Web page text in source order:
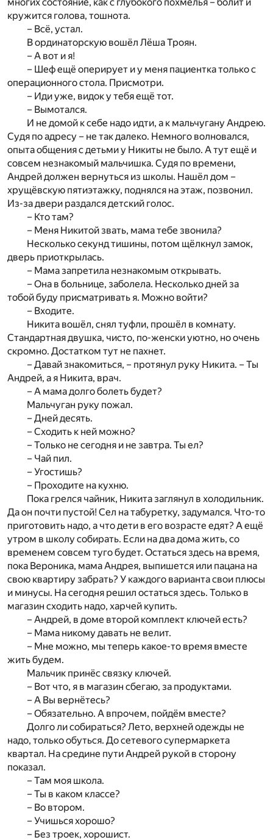
кружится голова, тошнота.
– Всё, устал.
В ординаторскую вошёл Лёша Троян.
– А вот и я!
– Шеф ещё оперирует и у меня пациентка только с
операционного стола. Присмотри.
– Иди уже, видок у тебя ещё тот.
– Вымотался.
И не домой к себе надо идти, а к мальчугану Андрею.
Судя по адресу – не так далеко. Немного волновался,
опыта общения с детьми у Никиты не было. А тут ещё и
совсем незнакомый мальчишка. Судя по времени,
Андрей должен вернуться из школы. Нашёл дом –
хрущёвскую пятиэтажку, поднялся на этаж, позвонил.
Из-за двери раздался детский голос.
– Кто там?
– Меня Никитой звать, мама тебе звонила?
Несколько секунд тишины, потом щёлкнул замок,
дверь приоткрылась.
– Мама запретила незнакомым открывать.
– Она в больнице, заболела. Несколько дней за
тобой буду присматривать я. Можно войти?
– Входите.
Никита вошёл, снял туфли, прошёл в комнату.
Стандартная двушка, чисто, по-женски уютно, но очень
скромно. Достатком тут не пахнет.
– Давай знакомиться, – протянул руку Никита. – Ты
Андрей, а я Никита, врач.
– А мама долго болеть будет?
Мальчуган руку пожал.
– Дней десять.
– Сходить к ней можно?
– Только не сегодня и не завтра. Ты ел?
– Чай пил.
– Угостишь?
– Проходите на кухню.
Пока грелся чайник, Никита заглянул в холодильник.
Да он почти пустой! Сел на табуретку, задумался. Что-то
приготовить надо, а что дети в его возрасте едят? А ещё
утром в школу собирать. Если на два дома жить, со
временем совсем туго будет. Остаться здесь на время,
пока Вероника, мама Андрея, выпишется или пацана на
свою квартиру забрать? У каждого варианта свои плюсы
и минусы. На сегодня решил остаться здесь. Только в
магазин сходить надо, харчей купить.
– Андрей, в доме второй комплект ключей есть?
– Мама никому давать не велит.
– Мне можно, мы теперь какое-то время вместе
жить будем.
Мальчик принёс связку ключей.
– Вот что, я в магазин сбегаю, за продуктами.
– А Вы вернётесь?
– Обязательно. А впрочем, пойдём вместе?
Долго ли собираться? Лето, верхней одежды не
надо, только обуться. До сетевого супермаркета
квартал. На средине пути Андрей рукой в сторону
показал.
– Там моя школа.
– Ты в каком классе?
– Во втором.
– Учишься хорошо?
– Без троек, хорошист.